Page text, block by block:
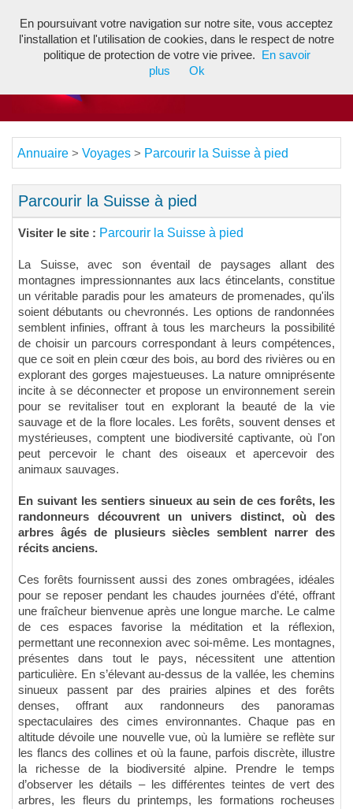
Annuaire > Voyages > Parcourir la Suisse à pied
Parcourir la Suisse à pied
Visiter le site : Parcourir la Suisse à pied
La Suisse, avec son éventail de paysages allant des
montagnes impressionnantes aux lacs étincelants, constitue
un véritable paradis pour les amateurs de promenades, qu'ils
soient débutants ou chevronnés. Les options de randonnées
semblent infinies, offrant à tous les marcheurs la possibilité
de choisir un parcours correspondant à leurs compétences,
que ce soit en plein cœur des bois, au bord des rivières ou en
explorant des gorges majestueuses. La nature omniprésente
incite à se déconnecter et propose un environnement serein
pour se revitaliser tout en explorant la beauté de la vie
sauvage et de la flore locales. Les forêts, souvent denses et
mystérieuses, comptent une biodiversité captivante, où l'on
peut percevoir le chant des oiseaux et apercevoir des
animaux sauvages.
En suivant les sentiers sinueux au sein de ces forêts, les
randonneurs découvrent un univers distinct, où des
arbres âgés de plusieurs siècles semblent narrer des
récits anciens.
Ces forêts fournissent aussi des zones ombragées, idéales
pour se reposer pendant les chaudes journées d’été, offrant
une fraîcheur bienvenue après une longue marche. Le calme
de ces espaces favorise la méditation et la réflexion,
permettant une reconnexion avec soi-même. Les montagnes,
présentes dans tout le pays, nécessitent une attention
particulière. En s’élevant au-dessus de la vallée, les chemins
sinueux passent par des prairies alpines et des forêts
denses, offrant aux randonneurs des panoramas
spectaculaires des cimes environnantes. Chaque pas en
altitude dévoile une nouvelle vue, où la lumière se reflète sur
les flancs des collines et où la faune, parfois discrète, illustre
la richesse de la biodiversité alpine. Prendre le temps
d’observer les détails – les différentes teintes de vert des
arbres, les fleurs du printemps, les formations rocheuses
En poursuivant votre navigation sur notre site, vous acceptez
l'installation et l'utilisation de cookies, dans le respect de notre
politique de protection de votre vie privee.
En savoir
plus
Ok